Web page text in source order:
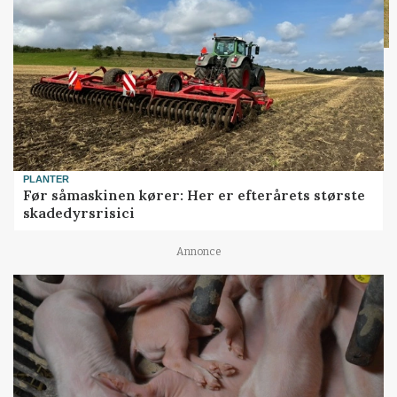
PLANTER
Før såmaskinen kører: Her er efterårets største
skadedyrsrisici
Annonce